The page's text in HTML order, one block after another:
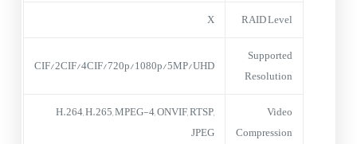
RAID Level
X
Supported
Resolution
CIF/2CIF/4CIF/720p/1080p/5MP/UHD
Video
Compression
H.264, H.265, MPEG-4, ONVIF, RTSP,
JPEG